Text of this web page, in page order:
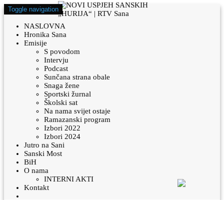
Toggle navigation
NASLOVNA
Hronika Sana
Emisije
S povodom
Intervju
Podcast
Sunčana strana obale
Snaga žene
Sportski žurnal
Školski sat
Na nama svijet ostaje
Ramazanski program
Izbori 2022
Izbori 2024
Jutro na Sani
Sanski Most
BiH
O nama
INTERNI AKTI
Kontakt